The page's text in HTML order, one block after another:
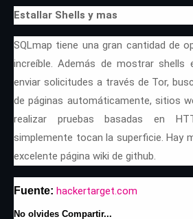
Estallar Shells y mas
SQLmap tiene una gran cantidad de
increíble. Además de mostrar
enviar solicitudes a través de Tor,
de páginas automáticamente, sitios
realizar pruebas basadas en
simplemente tocan la superficie. Hay
excelente página wiki de github.
Fuente: hackertarget.com
No olvides Compartir...